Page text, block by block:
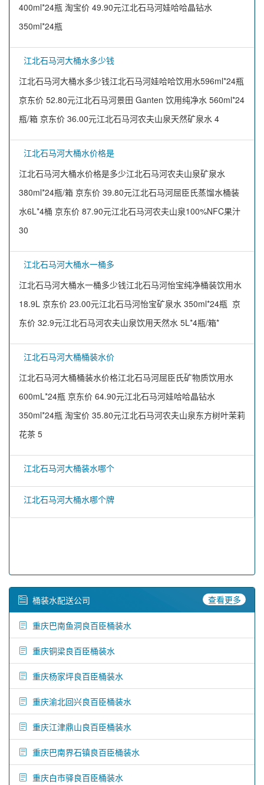
400ml*24瓶 淘宝价 49.90元江北石马河娃哈哈晶钻水
350ml*24瓶
江北石马河大桶水多少钱
江北石马河大桶水多少钱江北石马河娃哈哈饮用水596ml*24瓶
京东价 52.80元江北石马河景田 Ganten 饮用纯净水 560ml*24
瓶/箱 京东价 36.00元江北石马河农夫山泉天然矿泉水 4
江北石马河大桶水价格是
江北石马河大桶水价格是多少江北石马河农夫山泉矿泉水
380ml*24瓶/箱 京东价 39.80元江北石马河屈臣氏蒸馏水桶装
水6L*4桶 京东价 87.90元江北石马河农夫山泉100%NFC果汁
30
江北石马河大桶水一桶多
江北石马河大桶水一桶多少钱江北石马河怡宝纯净桶装饮用水
18.9L 京东价 23.00元江北石马河怡宝矿泉水 350ml*24瓶 京
东价 32.9元江北石马河农夫山泉饮用天然水 5L*4瓶/箱*
江北石马河大桶桶装水价
江北石马河大桶桶装水价格江北石马河屈臣氏矿物质饮用水
600mL*24瓶 京东价 64.90元江北石马河娃哈哈晶钻水
350ml*24瓶 淘宝价 35.80元江北石马河农夫山泉东方树叶茉莉
花茶 5
江北石马河大桶装水哪个
江北石马河大桶水哪个牌
桶装水配送公司 查看更多
重庆巴南鱼洞良百臣桶装水
重庆铜梁良百臣桶装水
重庆杨家坪良百臣桶装水
重庆渝北回兴良百臣桶装水
重庆江津鼎山良百臣桶装水
重庆巴南界石镇良百臣桶装水
重庆白市驿良百臣桶装水